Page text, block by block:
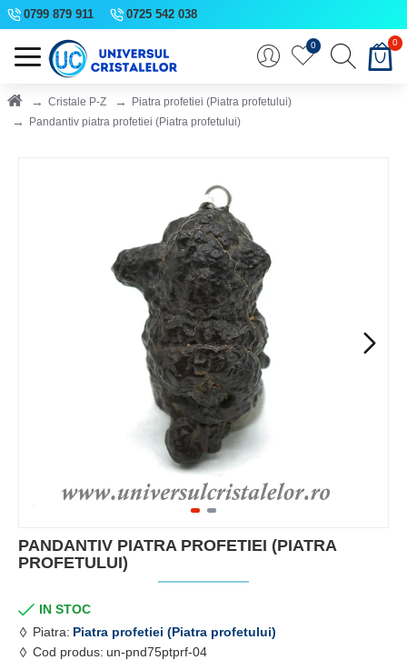
0799 879 911 0725 542 038
0 0
Cristale P-Z
Piatra profetiei (Piatra profetului)
Pandantiv piatra profetiei (Piatra profetului)
PANDANTIV PIATRA PROFETIEI (PIATRA
PROFETULUI)
IN STOC
Piatra: Piatra profetiei (Piatra profetului)
Cod produs: un-pnd75ptprf-04